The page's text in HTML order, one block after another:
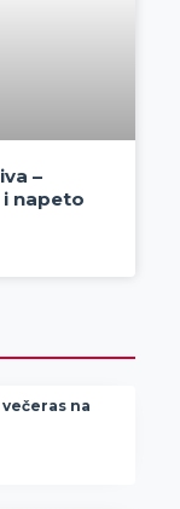
–
napeto
na